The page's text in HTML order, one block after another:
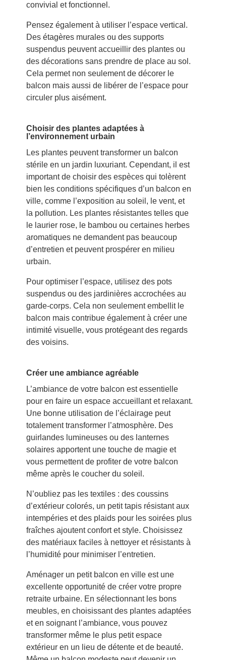
convivial et fonctionnel.
Pensez également à utiliser l’espace vertical.
Des étagères murales ou des supports
suspendus peuvent accueillir des plantes ou
des décorations sans prendre de place au sol.
Cela permet non seulement de décorer le
balcon mais aussi de libérer de l’espace pour
circuler plus aisément.
Choisir des plantes adaptées à
l’environnement urbain
Les plantes peuvent transformer un balcon
stérile en un jardin luxuriant. Cependant, il est
important de choisir des espèces qui tolèrent
bien les conditions spécifiques d’un balcon en
ville, comme l’exposition au soleil, le vent, et
la pollution. Les plantes résistantes telles que
le laurier rose, le bambou ou certaines herbes
aromatiques ne demandent pas beaucoup
d’entretien et peuvent prospérer en milieu
urbain.
Pour optimiser l’espace, utilisez des pots
suspendus ou des jardinières accrochées au
garde-corps. Cela non seulement embellit le
balcon mais contribue également à créer une
intimité visuelle, vous protégeant des regards
des voisins.
Créer une ambiance agréable
L’ambiance de votre balcon est essentielle
pour en faire un espace accueillant et relaxant.
Une bonne utilisation de l’éclairage peut
totalement transformer l’atmosphère. Des
guirlandes lumineuses ou des lanternes
solaires apportent une touche de magie et
vous permettent de profiter de votre balcon
même après le coucher du soleil.
N’oubliez pas les textiles : des coussins
d’extérieur colorés, un petit tapis résistant aux
intempéries et des plaids pour les soirées plus
fraîches ajoutent confort et style. Choisissez
des matériaux faciles à nettoyer et résistants à
l’humidité pour minimiser l’entretien.
Aménager un petit balcon en ville est une
excellente opportunité de créer votre propre
retraite urbaine. En sélectionnant les bons
meubles, en choisissant des plantes adaptées
et en soignant l’ambiance, vous pouvez
transformer même le plus petit espace
extérieur en un lieu de détente et de beauté.